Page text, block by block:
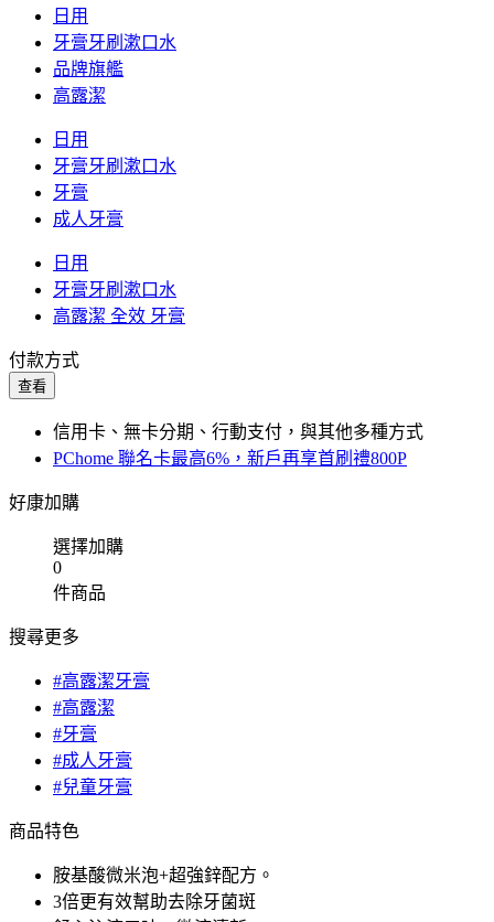
日用
牙膏牙刷漱口水
品牌旗艦
高露潔
日用
牙膏牙刷漱口水
牙膏
成人牙膏
日用
牙膏牙刷漱口水
高露潔 全效 牙膏
付款方式
查看
信用卡、無卡分期、行動支付，與其他多種方式
PChome 聯名卡最高6%，新戶再享首刷禮800P
好康加購
選擇加購
0
件商品
搜尋更多
#高露潔牙膏
#高露潔
#牙膏
#成人牙膏
#兒童牙膏
商品特色
胺基酸微米泡+超強鋅配方。
3倍更有效幫助去除牙菌斑